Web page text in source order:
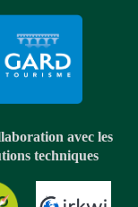
avec les
techniques